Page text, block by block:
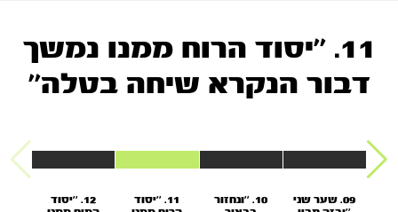
11. ’’יסוד הרוח ממנו נמשך
דבור הנקרא שיחה בטלה’’
09. שער שני
10. ’’ונחזור
11. ’’יסוד
12. ’’יסוד